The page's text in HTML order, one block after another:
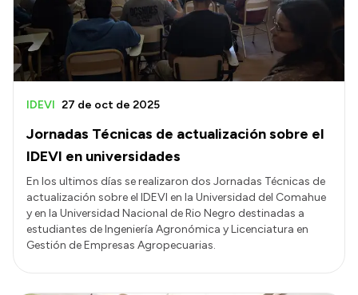
Jornadas Técnicas de actualización sobre el
IDEVI en universidades
IDEVI 27 de oct de 2025
En los ultimos días se realizaron dos Jornadas Técnicas de
actualización sobre el IDEVI en la Universidad del Comahue
y en la Universidad Nacional de Rio Negro destinadas a
estudiantes de Ingeniería Agronómica y Licenciatura en
Gestión de Empresas Agropecuarias.